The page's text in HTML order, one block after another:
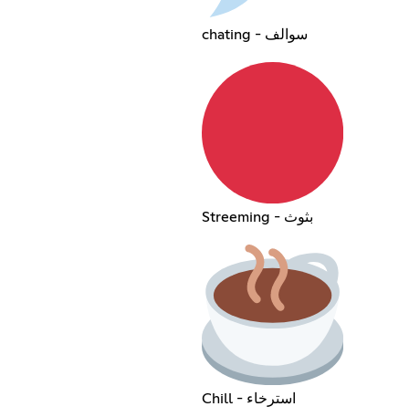
chating - سوالف
Streeming - بثوث
Chill - استرخاء